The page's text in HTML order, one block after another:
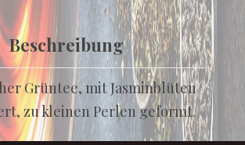
Beschreibung
Grüntee, mit Jasminblüten
zu kleinen Perlen geformt.